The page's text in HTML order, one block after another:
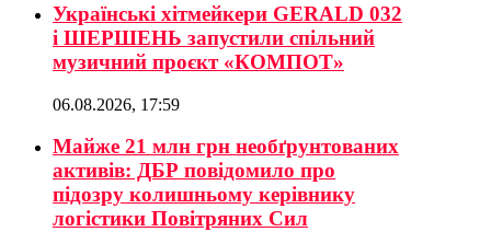
Українські хітмейкери GERALD 032
і ШЕРШЕНЬ запустили спільний
музичний проєкт «КОМПОТ»
06.08.2026, 17:59
Майже 21 млн грн необґрунтованих
активів: ДБР повідомило про
підозру колишньому керівнику
логістики Повітряних Сил